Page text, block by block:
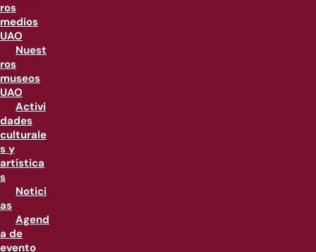
ros
medios
UAO
Nuest
ros
museos
UAO
Activi
dades
culturale
s y
artística
s
Notici
as
Agend
a de
evento